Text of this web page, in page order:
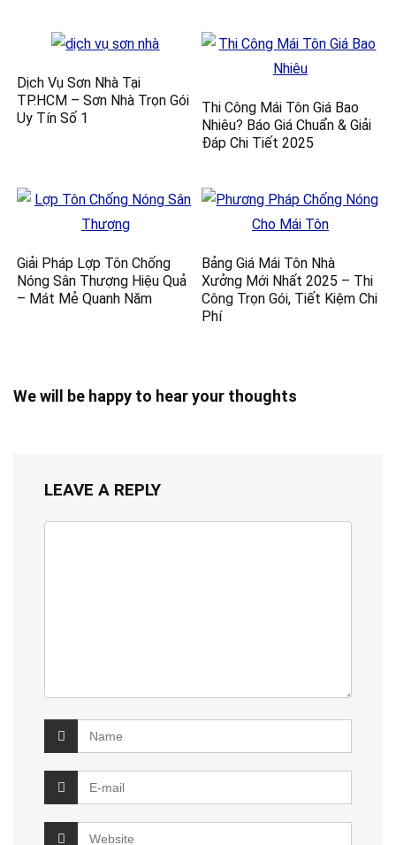
Dịch Vụ Sơn Nhà Tại
TP.HCM – Sơn Nhà Trọn Gói
Uy Tín Số 1
Thi Công Mái Tôn Giá Bao
Nhiêu? Báo Giá Chuẩn & Giải
Đáp Chi Tiết 2025
Giải Pháp Lợp Tôn Chống
Nóng Sân Thượng Hiệu Quả
– Mát Mẻ Quanh Năm
Bảng Giá Mái Tôn Nhà
Xưởng Mới Nhất 2025 – Thi
Công Trọn Gói, Tiết Kiệm Chi
Phí
We will be happy to hear your thoughts
LEAVE A REPLY